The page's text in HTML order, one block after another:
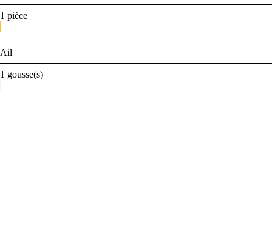
1 pièce
Ail
1 gousse(s)